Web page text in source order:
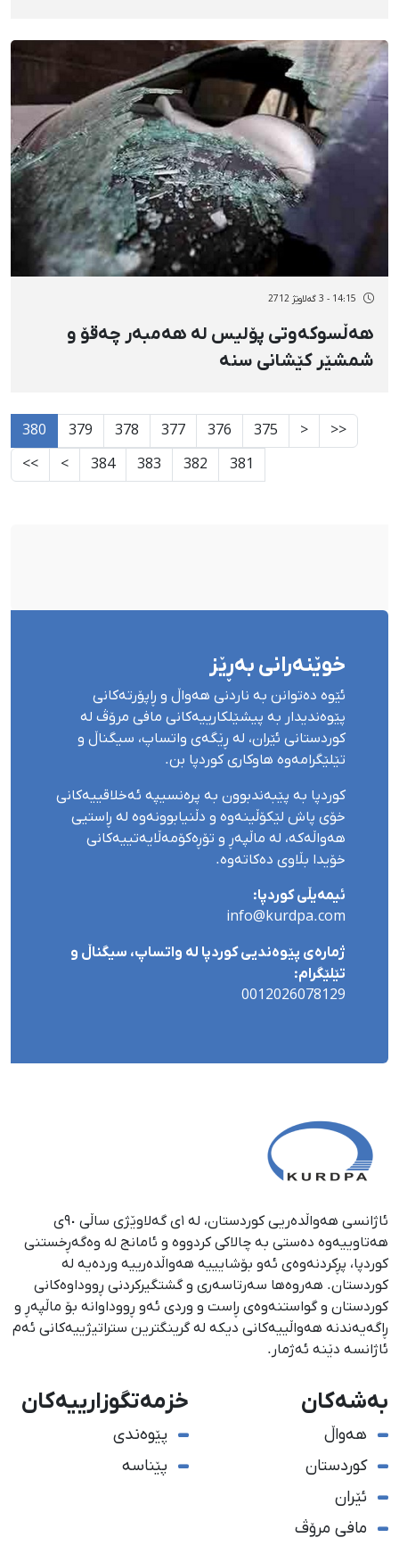
14:15 - 3 گەلاوێژ 2712
هەڵسوكەوتی پۆلیس لە هەمبەر چەقۆ و
شمشێر كێشانی سنە
<<
<
375
376
377
378
379
380
381
382
383
384
>
>>
خوێنەرانی بەڕێز
ئێوە دەتوانن بە ناردنی هەواڵ و ڕاپۆرتەکانی
پێوەندیدار بە پیشێلکارییەکانی مافی مرۆڤ لە
کوردستانی ئێران، لە ڕێگەی واتساپ، سیگناڵ و
تێلێگرامەوە هاوکاری کوردپا بن.
کوردپا بە پێبەندبوون بە پرەنسیپە ئەخلاقییەکانی
خۆی پاش لێکۆڵینەوە و دڵنیابوونەوە لە ڕاستیی
هەواڵەکە، لە ماڵپەڕ و تۆڕەکۆمەڵایەتییەکانی
خۆیدا بڵاوی دەکاتەوە.
ئیمەیڵی کوردپا:
info@kurdpa.com
ژمارەی پێوەندیی کوردپا لە واتساپ، سیگناڵ و
تێلێگرام:
0012026078129
ئاژانسی هەواڵدەریی کوردستان، لە ١ی گەلاوێژی ساڵی ٩٠ی
هەتاوییەوە دەستی بە چالاکی کردووە و ئامانج لە وەگەڕخستنی
كوردپا، پڕكردنەوەی ئەو بۆشایییە هەواڵدەرییە وردەیە لە
كوردستان. هەروەها سەرتاسەری و گشتگیركردنی ڕووداوەكانی
كوردستان و گواستنەوەی ڕاست و وردی ئەو ڕووداوانە بۆ ماڵپەڕ و
ڕاگەیەندنە هەواڵییەكانی دیكە لە گرینگترین ستراتیژییەكانی ئەم
ئاژانسە دێنە ئەژمار.
بەشەکان
هەواڵ
کوردستان
ئێران
مافی مرۆڤ
خزمەتگوزارییەکان
پێوەندی
پێناسە